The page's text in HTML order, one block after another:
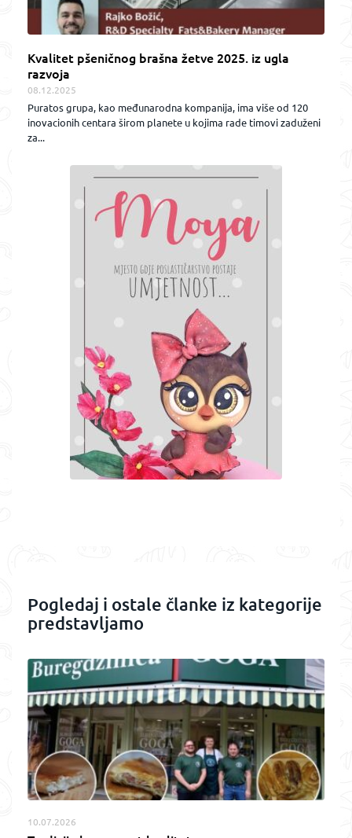
Kvalitet pšeničnog brašna žetve 2025. iz ugla
razvoja
08.12.2025
Puratos grupa, kao međunarodna kompanija, ima više od 120
inovacionih centara širom planete u kojima rade timovi zaduženi
za...
Pogledaj i ostale članke iz kategorije
predstavljamo
10.07.2026